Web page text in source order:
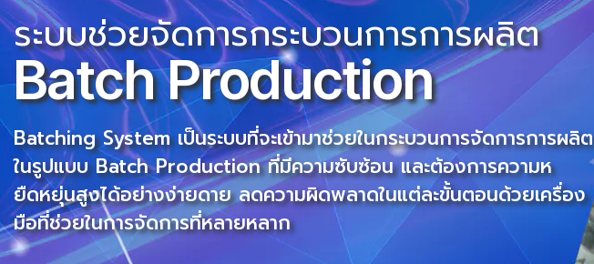
ระบบช่วยจัดการกระบวนการการผลิต
Batch Production
Batching System เป็นระบบที่จะเข้ามาช่วยในกระบวนการจัดการการผลิต
ในรูปแบบ Batch Production ที่มีความซับซ้อน และต้องการความห
ยืดหยุ่นสูงได้อย่างง่ายดาย ลดความผิดพลาดในแต่ละขั้นตอนด้วยเครื่อง
มือที่ช่วยในการจัดการที่หลายหลาก